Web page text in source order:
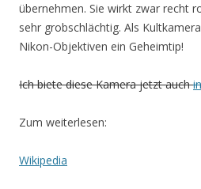
übernehmen. Sie wirkt zwar recht
sehr grobschlächtig. Als
Nikon-Objektiven ein Geheimtip!
Ich biete diese Kamera jetzt auch
Zum weiterlesen:
Wikipedia